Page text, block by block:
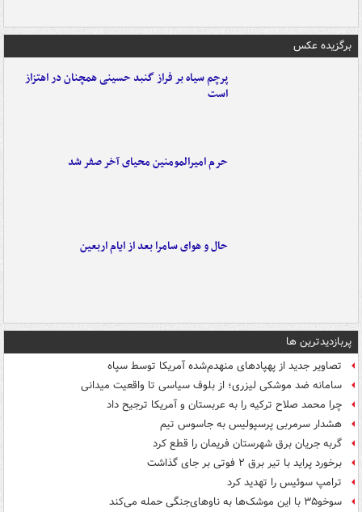
برگزیده عکس
پرچم سیاه بر فراز گنبد حسینی همچنان در اهتزاز
است
حرم امیرالمومنین محیای آخر صفر شد
حال و هوای سامرا بعد از ایام اربعین
پربازدیدترین ها
تصاویر جدید از پهپادهای منهدم‌شده آمریکا توسط سپاه
سامانه ضد موشکی لیزری؛ از بلوف سیاسی تا واقعیت میدانی
چرا محمد صلاح ترکیه را به عربستان و آمریکا ترجیح داد
هشدار سرمربی پرسپولیس به جاسوس تیم
گربه جریان برق شهرستان فریمان را قطع کرد
برخورد پراید با تیر برق ۲ فوتی بر جای گذاشت
ترامپ سوئیس را تهدید کرد
سوخو۳۵ با این موشک‌ها به ناوهای‌جنگی حمله می‌کند